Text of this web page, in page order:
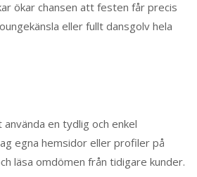
ökar chansen att festen får precis
eller fullt dansgolv hela
en tydlig och enkel
egna hemsidor eller profiler på
läsa omdömen från tidigare kunder.